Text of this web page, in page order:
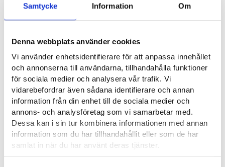
Samtycke Information Om
Denna webbplats använder cookies
Vi använder enhetsidentifierare för att anpassa innehållet
och annonserna till användarna, tillhandahålla funktioner
för sociala medier och analysera vår trafik. Vi
vidarebefordrar även sådana identifierare och annan
information från din enhet till de sociala medier och
annons- och analysföretag som vi samarbetar med.
Dessa kan i sin tur kombinera informationen med annan
information som du har tillhandahållit eller som de har
samlat in när du har använt deras tjänster.
Diakonian ja Nuorisotyön ammattilaiset DiaNa ry⁠
Diakoniatyöntekijöiden Liitto⁠
Suomen evankelis-luterilainen kirkko⁠
Yrkesområde
Socialsektorn och samhällsarbete
Intervjuer